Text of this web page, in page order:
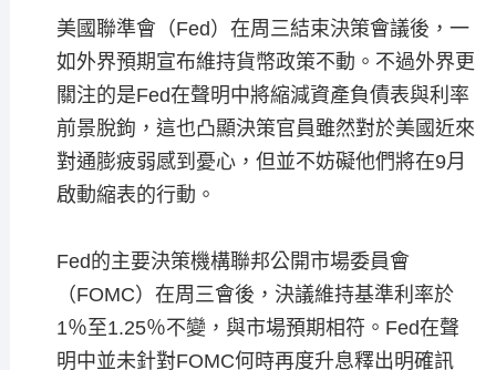
美國聯準會（Fed）在周三結束決策會議後，一
如外界預期宣布維持貨幣政策不動。不過外界更
關注的是Fed在聲明中將縮減資產負債表與利率
前景脫鉤，這也凸顯決策官員雖然對於美國近來
對通膨疲弱感到憂心，但並不妨礙他們將在9月
啟動縮表的行動。
Fed的主要決策機構聯邦公開市場委員會
（FOMC）在周三會後，決議維持基準利率於
1％至1.25％不變，與市場預期相符。Fed在聲
明中並未針對FOMC何時再度升息釋出明確訊